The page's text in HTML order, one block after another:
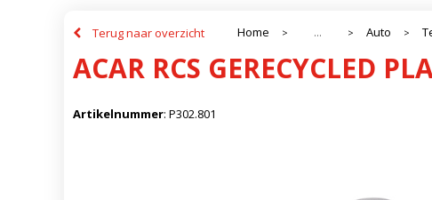
Terug naar overzicht Home > ... > Auto >
ACAR RCS GERECYCLED
Artikelnummer: P302.801